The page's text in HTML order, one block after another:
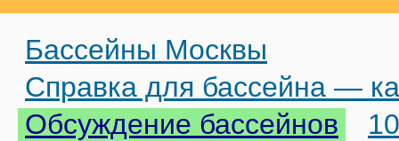
Бассейны Москвы
Справка для бассейна —
Обсуждение бассейнов